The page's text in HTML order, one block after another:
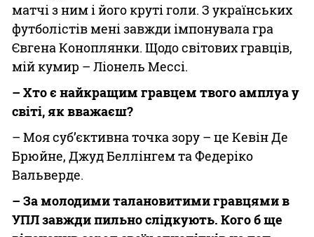
матчі з ним і його круті голи. З українських
футболістів мені завжди імпонувала гра
Євгена Коноплянки. Щодо світових гравців,
мій кумир – Ліонель Мессі.
– Хто є найкращим гравцем твого амплуа у
світі, як вважаєш?
– Моя суб’єктивна точка зору – це Кевін Де
Брюйне, Джуд Беллінгем та Федеріко
Вальверде.
– За молодими талановитими гравцями в
УПЛ завжди пильно слідкують. Кого б ще